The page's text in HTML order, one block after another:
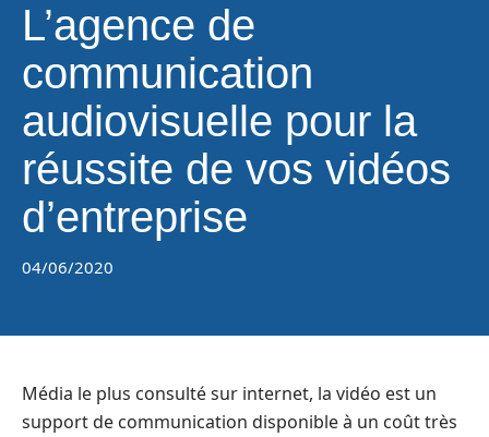
L’agence de
communication
audiovisuelle pour la
réussite de vos vidéos
d’entreprise
04/06/2020
Média le plus consulté sur internet, la vidéo est un
support de communication disponible à un coût très